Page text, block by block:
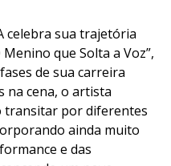
celebra sua trajetória
que Solta a Voz”,
de sua carreira
na cena, o artista
transitar por diferentes
ainda muito
e das